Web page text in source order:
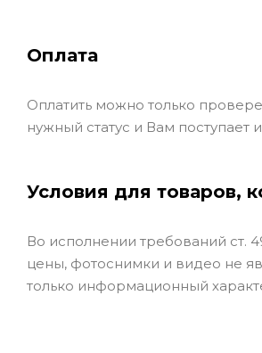
Оплата
Оплатить можно только
нужный статус и Вам
Условия для товаров,
Во исполнении требований ст.
цены, фотоснимки и видео не
только информационный